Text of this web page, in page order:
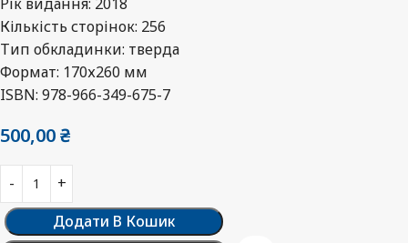
Кількість сторінок: 256
Тип обкладинки: тверда
Формат: 170х260 мм
ISBN: 978-966-349-675-7
500,00₴
Додати В Кошик